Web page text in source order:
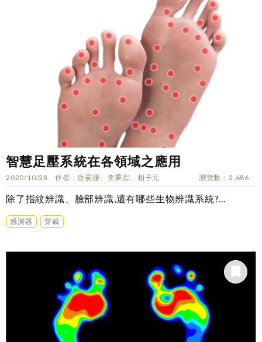
智慧足壓系統在各領域之應用
2020/10/28 作者 唐晏珊、李秉宏、相子元 瀏覽數 2,686
除了指紋辨識、臉部辨識,還有哪些生物辨識系統?...
感測器 穿戴